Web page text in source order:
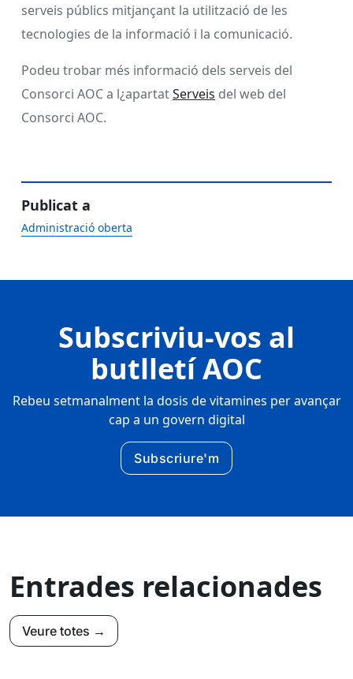
serveis públics mitjançant la utilització de les
tecnologies de la informació i la comunicació.
Podeu trobar més informació dels serveis del
Consorci AOC a l¿apartatServeis del web del
Consorci AOC.
Publicat a
Administració oberta
Subscriviu-vos al
butlletí AOC
Rebeu setmanalment la dosis de vitamines per avançar
cap a un govern digital
Subscriure'm
Entrades relacionades
Veure totes →